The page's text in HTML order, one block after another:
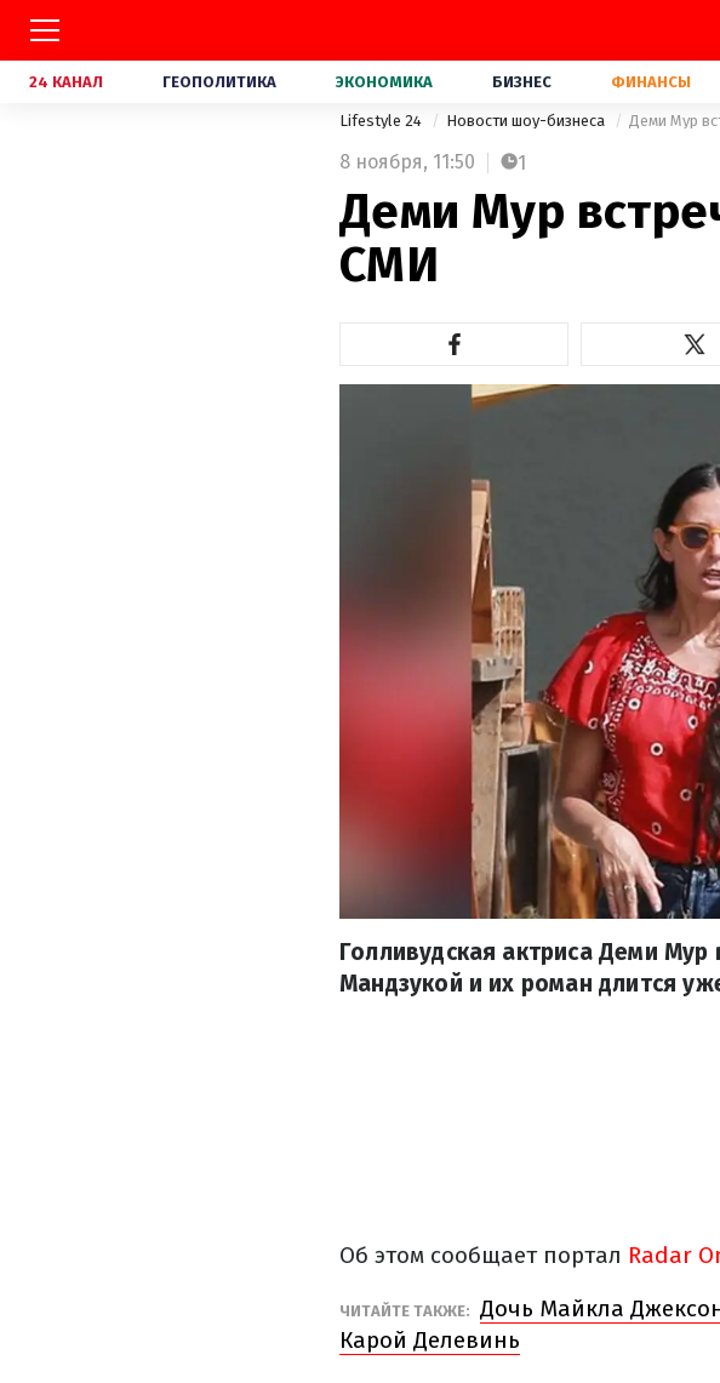
24 КАНАЛ ГЕОПОЛИТИКА ЭКОНОМИКА БИЗНЕС ФИНАНСЫ
Lifestyle 24 Новости шоу-бизнеса Деми Мур
8 ноября, 11:50 1
Деми Мур
СМИ
Голливудская актриса Деми Мур
Мандзукой и их роман длится
Об этом сообщает портал Radar
ЧИТАЙТЕ ТАКЖЕ: Дочь Майкла
Карой Делевинь